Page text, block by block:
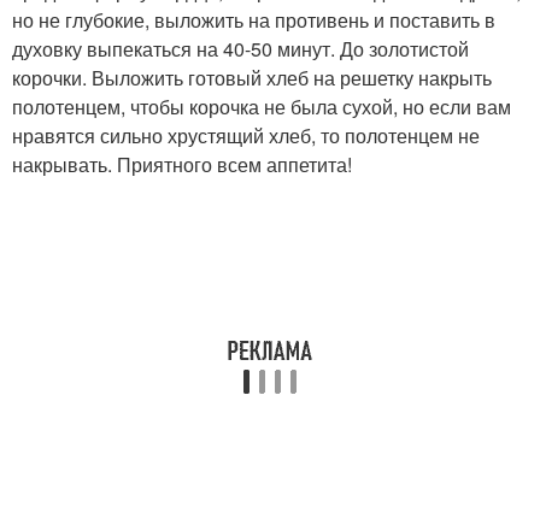
но не глубокие, выложить на противень и поставить в
духовку выпекаться на 40-50 минут. До золотистой
корочки. Выложить готовый хлеб на решетку накрыть
полотенцем, чтобы корочка не была сухой, но если вам
нравятся сильно хрустящий хлеб, то полотенцем не
накрывать. Приятного всем аппетита!